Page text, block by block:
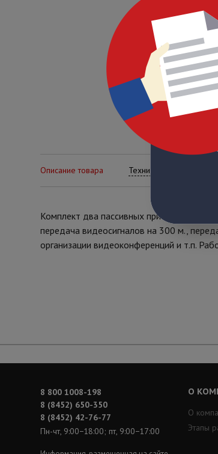
Описание товара Технические
Комплект два пассивных
передача видеосигналов на 300 м.,
организации видеоконференций и т.п.
8 800 1008-198
8 (8452) 650-350
8 (8452) 42-76-77
Пн-чт, 9:00−18:00; пт, 9:00−17:00
О
О
Этапы